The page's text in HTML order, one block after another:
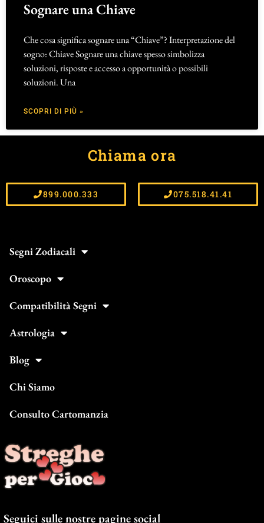
Sognare una Chiave
Che cosa significa sognare una “Chiave”? Interpretazione del
sogno: Chiave Sognare una chiave spesso simbolizza
soluzioni, risposte e accesso a opportunità o possibili
soluzioni. Una
SCOPRI DI PIÙ »
Chiama ora
899.000.333 075.518.41.41
Segni Zodiacali
Oroscopo
Compatibilità Segni
Astrologia
Blog
Chi Siamo
Consulto Cartomanzia
Seguici sulle nostre pagine social